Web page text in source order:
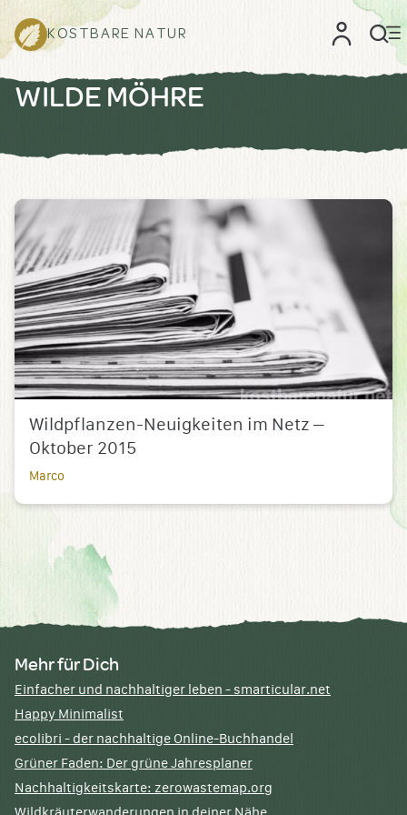
KOSTBARE NATUR
WILDE MÖHRE
Wildpflanzen-Neuigkeiten im Netz –
Oktober 2015
Marco
Mehr für Dich
Einfacher und nachhaltiger leben - smarticular.net
Happy Minimalist
ecolibri - der nachhaltige Online-Buchhandel
Grüner Faden: Der grüne Jahresplaner
Nachhaltigkeitskarte: zerowastemap.org